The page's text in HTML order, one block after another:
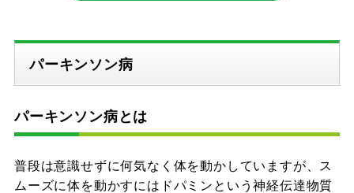
パーキンソン病
パーキンソン病とは
普段は意識せずに何気なく体を動かしていますが、ス
ムーズに体を動かすにはドパミンという神経伝達物質